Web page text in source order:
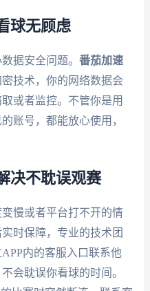
球无顾虑
据安全问题。 番茄加速
技术，你的网络数据会
或者监控。不管你是用
账号，都能放心使用，
决不耽误观赛
慢或者平台打不开的情
时保障，专业的技术团
内的客服入口联系他
会耽误你看球的时间。